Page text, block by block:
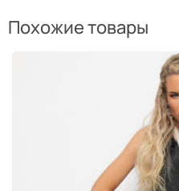
Похожие товары